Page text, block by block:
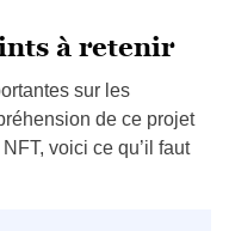
à retenir
sur les
de ce projet
voici ce qu’il faut